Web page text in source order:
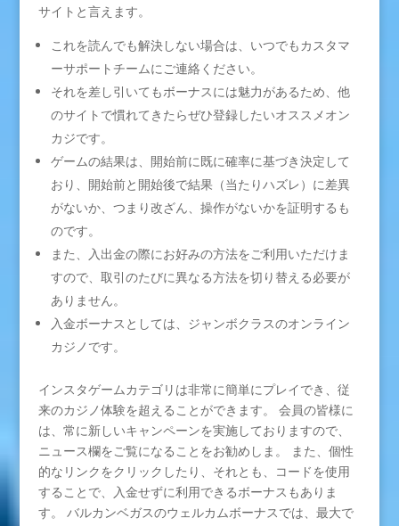
サイトと言えます。
これを読んでも解決しない場合は、いつでもカスタマ
ーサポートチームにご連絡ください。
それを差し引いてもボーナスには魅力があるため、他
のサイトで慣れてきたらぜひ登録したいオススメオン
カジです。
ゲームの結果は、開始前に既に確率に基づき決定して
おり、開始前と開始後で結果（当たりハズレ）に差異
がないか、つまり改ざん、操作がないかを証明するも
のです。
また、入出金の際にお好みの方法をご利用いただけま
すので、取引のたびに異なる方法を切り替える必要が
ありません。
入金ボーナスとしては、ジャンボクラスのオンライン
カジノです。
インスタゲームカテゴリは非常に簡単にプレイでき、従
来のカジノ体験を超えることができます。 会員の皆様に
は、常に新しいキャンペーンを実施しておりますので、
ニュース欄をご覧になることをお勧めしま。 また、個性
的なリンクをクリックしたり、それとも、コードを使用
することで、入金せずに利用できるボーナスもありま
す。 バルカンベガスのウェルカムボーナスでは、最大で